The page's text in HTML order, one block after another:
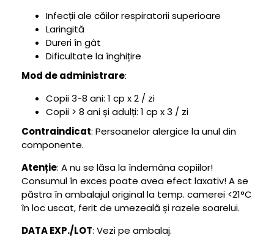
Infecții ale căilor respiratorii superioare
Laringită
Dureri în gât
Dificultate la înghițire
Mod de administrare:
Copii 3-8 ani: 1 cp x 2 / zi
Copii > 8 ani și adulți: 1 cp x 3 / zi
Contraindicat: Persoanelor alergice la unul din
componente.
Atenție: A nu se lăsa la îndemâna copiilor!
Consumul în exces poate avea efect laxativ! A se
păstra în ambalajul original la temp. camerei <21°C
în loc uscat, ferit de umezeală și razele soarelui.
DATA EXP./LOT: Vezi pe ambalaj.